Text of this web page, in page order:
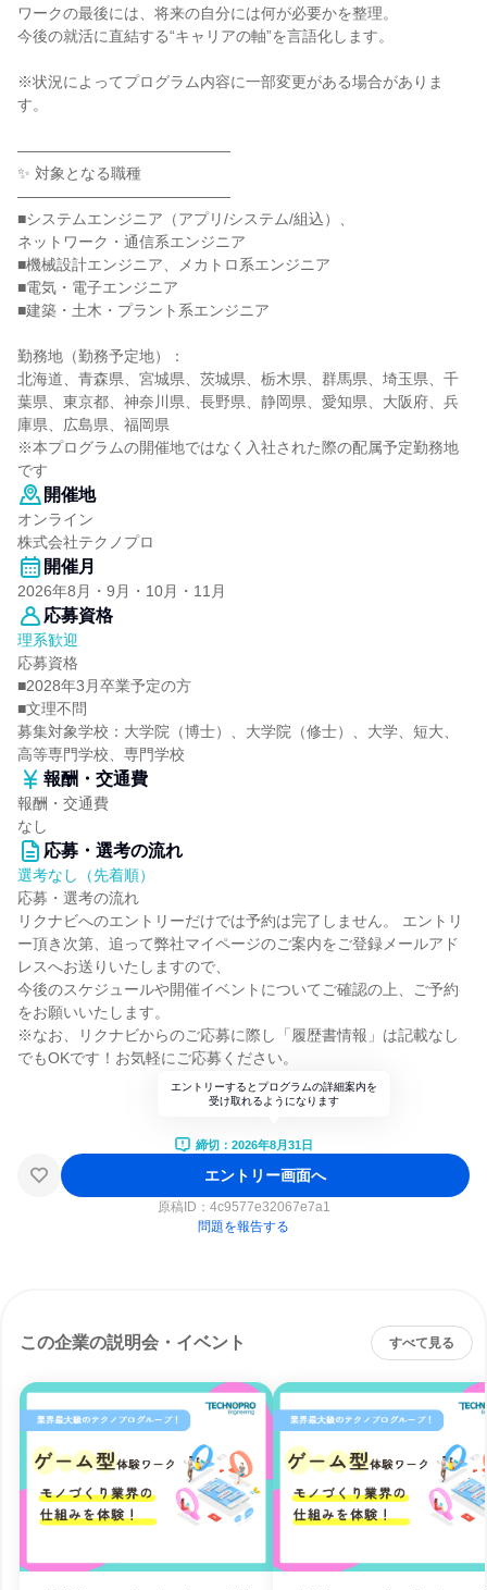
ワークの最後には、将来の自分には何が必要かを整理。
今後の就活に直結する“キャリアの軸”を言語化します。
※状況によってプログラム内容に一部変更がある場合がありま
す。
――――――――――――――
✨ 対象となる職種
――――――――――――――
■システムエンジニア（アプリ/システム/組込）、
ネットワーク・通信系エンジニア
■機械設計エンジニア、メカトロ系エンジニア
■電気・電子エンジニア
■建築・土木・プラント系エンジニア
勤務地（勤務予定地）：
北海道、青森県、宮城県、茨城県、栃木県、群馬県、埼玉県、千
葉県、東京都、神奈川県、長野県、静岡県、愛知県、大阪府、兵
庫県、広島県、福岡県
※本プログラムの開催地ではなく入社された際の配属予定勤務地
です
開催地
オンライン
株式会社テクノプロ
開催月
2026年8月・9月・10月・11月
応募資格
理系歓迎
応募資格
■2028年3月卒業予定の方
■文理不問
募集対象学校：大学院（博士）、大学院（修士）、大学、短大、
高等専門学校、専門学校
報酬・交通費
報酬・交通費
なし
応募・選考の流れ
選考なし（先着順）
応募・選考の流れ
リクナビへのエントリーだけでは予約は完了しません。 エントリ
ー頂き次第、追って弊社マイページのご案内をご登録メールアド
レスへお送りいたしますので、
今後のスケジュールや開催イベントについてご確認の上、ご予約
をお願いいたします。
※なお、リクナビからのご応募に際し「履歴書情報」は記載なし
でもOKです！お気軽にご応募ください。
エントリーするとプログラムの詳細案内を
受け取れるようになります
締切：2026年8月31日
エントリー画面へ
原稿ID： 4c9577e32067e7a1
問題を報告する
この企業の説明会・イベント すべて見る